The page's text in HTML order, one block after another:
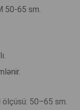
50-65 sm.
ölçüsü: 50–65 sm.